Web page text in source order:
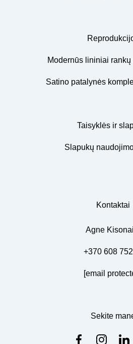
Modernūs lininiai
Satino patalynės
Taisyklės ir
Slapukų
Kontaktai
Agne
+370 608
[email
Sekite